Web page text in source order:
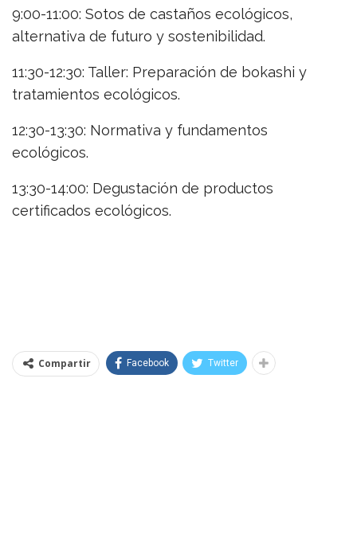
9:00-11:00: Sotos de castaños ecológicos,
alternativa de futuro y sostenibilidad.
11:30-12:30: Taller: Preparación de bokashi y
tratamientos ecológicos.
12:30-13:30: Normativa y fundamentos
ecológicos.
13:30-14:00: Degustación de productos
certificados ecológicos.
Compartir Facebook Twitter